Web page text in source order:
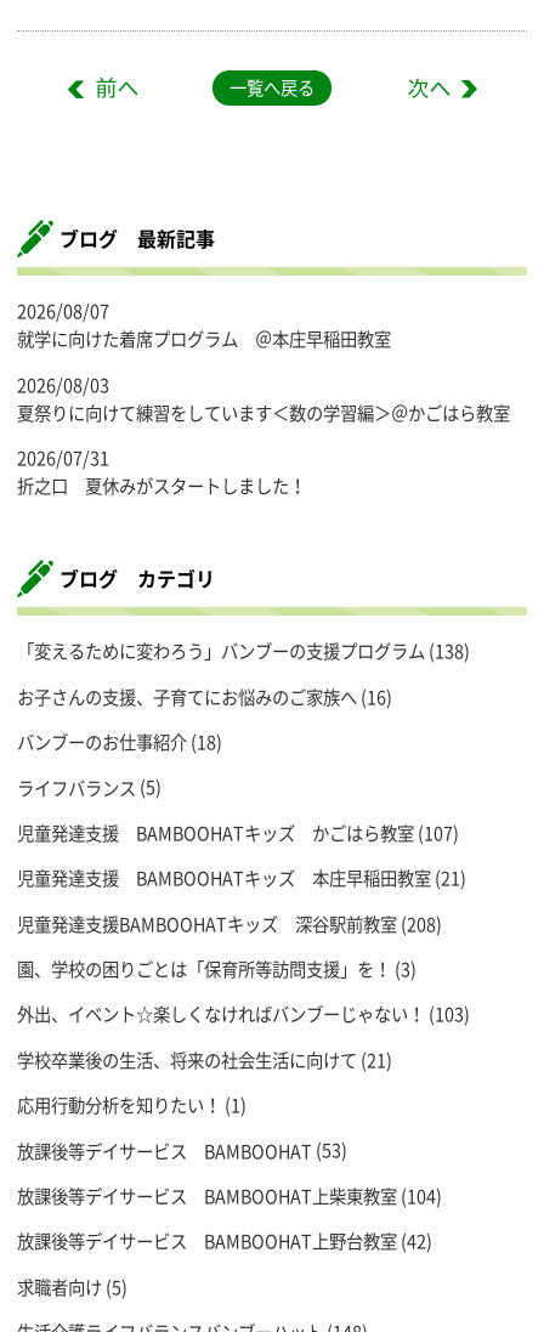
一覧へ戻る
ブログ 最新記事
2026/08/07
就学に向けた着席プログラム ＠本庄早稲田教室
2026/08/03
夏祭りに向けて練習をしています＜数の学習編＞＠かごはら教室
2026/07/31
折之口 夏休みがスタートしました！
ブログ カテゴリ
「変えるために変わろう」バンブーの支援プログラム(138)
お子さんの支援、子育てにお悩みのご家族へ(16)
バンブーのお仕事紹介(18)
ライフバランス (5)
児童発達支援 BAMBOOHATキッズ かごはら教室(107)
児童発達支援 BAMBOOHATキッズ 本庄早稲田教室(21)
児童発達支援BAMBOOHATキッズ 深谷駅前教室(208)
園、学校の困りごとは「保育所等訪問支援」を！ (3)
外出、イベント☆楽しくなければバンブーじゃない！ (103)
学校卒業後の生活、将来の社会生活に向けて (21)
応用行動分析を知りたい！ (1)
放課後等デイサービス BAMBOOHAT(53)
放課後等デイサービス BAMBOOHAT上柴東教室(104)
放課後等デイサービス BAMBOOHAT上野台教室(42)
求職者向け(5)